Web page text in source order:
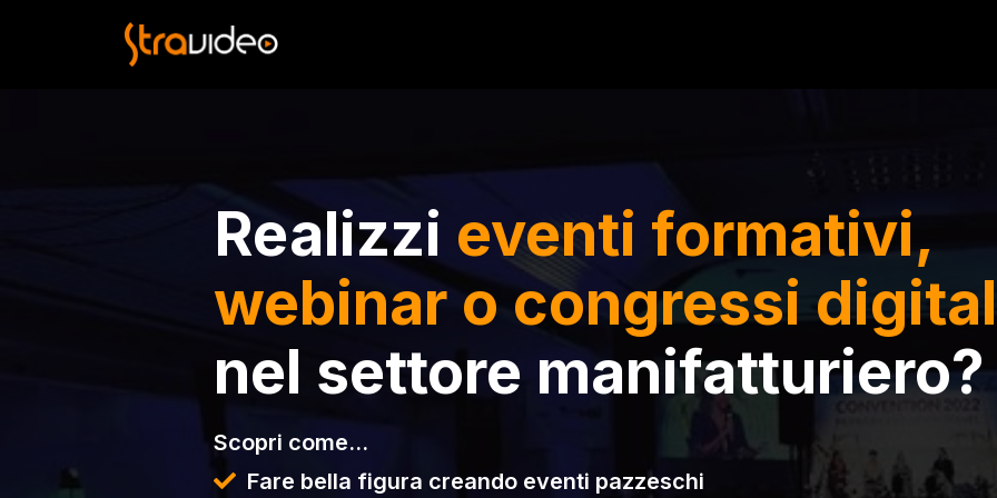
Realizzi eventi formativi,
webinar o congressi
nel settore manifatturiero?
Scopri come…
Fare bella figura creando eventi pazzeschi